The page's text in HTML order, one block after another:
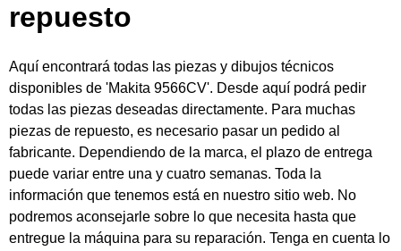
repuesto
Aquí encontrará todas las piezas y dibujos técnicos
disponibles de 'Makita 9566CV'. Desde aquí podrá pedir
todas las piezas deseadas directamente. Para muchas
piezas de repuesto, es necesario pasar un pedido al
fabricante. Dependiendo de la marca, el plazo de entrega
puede variar entre una y cuatro semanas. Toda la
información que tenemos está en nuestro sitio web. No
podremos aconsejarle sobre lo que necesita hasta que
entregue la máquina para su reparación. Tenga en cuenta lo